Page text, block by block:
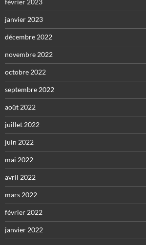
janvier 2023
décembre 2022
novembre 2022
octobre 2022
septembre 2022
août 2022
juillet 2022
juin 2022
mai 2022
avril 2022
mars 2022
février 2022
janvier 2022